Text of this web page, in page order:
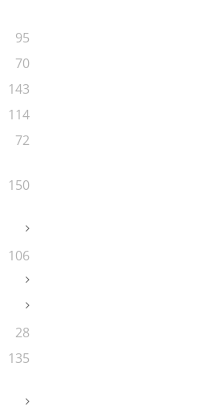
95
70
143
114
72
150
106
28
135